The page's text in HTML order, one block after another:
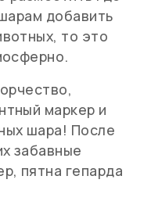
добавить
то это
маркер и
шара! После
забавные
пятна гепарда